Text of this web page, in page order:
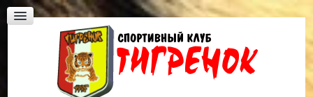
Юридическая академия, Фонтанская дорога,
Богдана Хмельницкого,59
Спиридоновская, 23. Школа «Престиж»